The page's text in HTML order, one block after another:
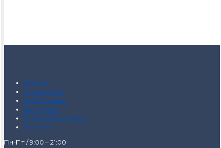
Главная
О компании
О продукции
Как купить
Интернет-магазин
Контакты
Пн-Пт / 9:00 – 21:00